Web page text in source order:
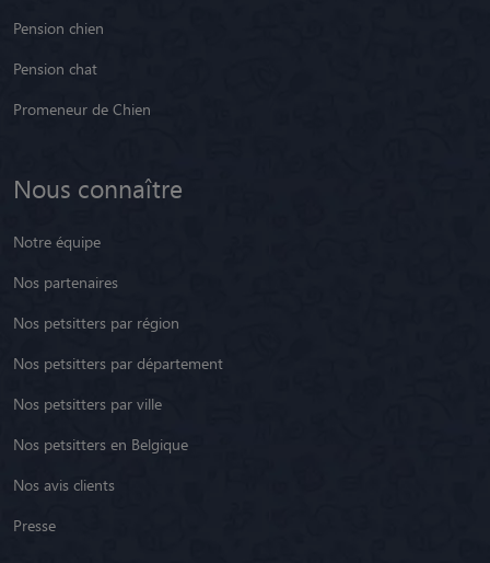
Pension chien
Pension chat
Promeneur de Chien
Nous connaître
Notre équipe
Nos partenaires
Nos petsitters par région
Nos petsitters par département
Nos petsitters par ville
Nos petsitters en Belgique
Nos avis clients
Presse